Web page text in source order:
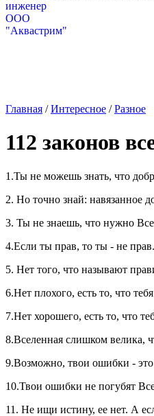
Главная /Интересное /Разное
112 законов
1.Ты не можешь знать, что
2. Но точно знай: навязанное
3. Ты не знаешь, что нужно
4.Если ты прав, то ты - не прав.
5. Нет того, что называют
6.Нет плохого, есть то, что
7.Нет хорошего, есть то, что
8.Вселенная слишком велика,
9.Возможно, твои ошибки -
10.Твои ошибки не погубят
11. Не ищи истину, ее нет. А